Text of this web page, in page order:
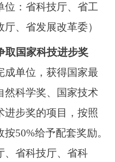
位：省科技厅、省工
厅、省发展改革委）
取国家科技进步奖
成单位，获得国家最
然科学奖、国家技术
进步奖的项目，按照
按50%给予配套奖励。
、省科技厅、省科